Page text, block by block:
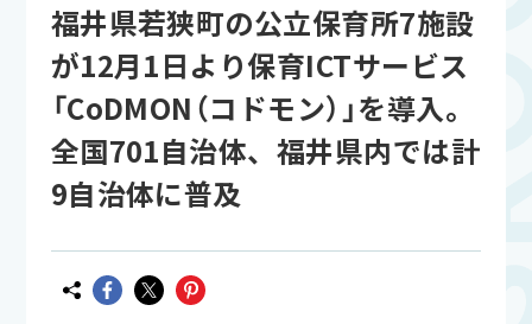
福井県若狭町の公立保育所7施設
が12月1日より保育ICTサービス
「CoDMON（コドモン）」を導入。
全国701自治体、福井県内では計
9自治体に普及